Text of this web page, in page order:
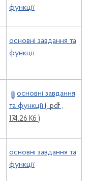
функції
основні завдання та
функції
основні завдання
та функції ( .pdf ,
174.26 Кб )
основні завдання та
функції